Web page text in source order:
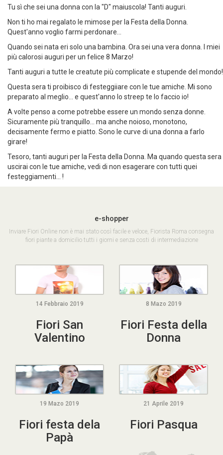
per dimostrarti il mio affetto. Ti voglio bene.
Tu sì che sei una donna con la "D" maiuscola! Tanti auguri.
Non ti ho mai regalato le mimose per la Festa della Donna.
Quest'anno voglio farmi perdonare...
Quando sei nata eri solo una bambina. Ora sei una vera donna. I miei
più calorosi auguri per un felice 8 Marzo!
Tanti auguri a tutte le creatute più complicate e stupende del mondo!
Questa sera ti proibisco di festeggiiare con le tue amiche. Mi sono
preparato al meglio... e quest'anno lo streep te lo faccio io!
A volte penso a come potrebbe essere un mondo senza donne.
Sicuramente più tranquillo... ma anche noioso, monotono,
decisamente fermo e piatto. Sono le curve di una donna a farlo
girare!
Tesoro, tanti auguri per la Festa della Donna. Ma quando questa sera
uscirai con le tue amiche, vedi di non esagerare con tutti quei
e-shopper
Inviare Fiori Online non è mai stato così facile e veloce, Fiorista Roma consegna
Fiori San
Fiori Festa della
Fiori festa dela
Papà
Fiori Pasqua